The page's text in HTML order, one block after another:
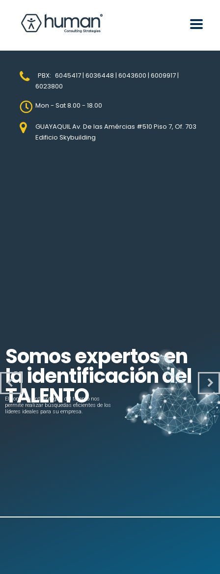
PBX: 6045417 | 6036448 | 6043600 | 6009917 |
6023800
Mon - Sat 8.00 - 18.00
GUAYAQUIL Av. De las Amércias #510 Piso 7, Of. 703
Edificio Skybuilding
Somos expertos en
la identificación del
TALENTO
El conocimiento integral del talento nos
permite realizar búsquedas eficientes de los
líderes ideales para su empresa.